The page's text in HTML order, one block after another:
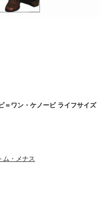
＝ワン・ケノービ ライフサイズ
ム・メナス